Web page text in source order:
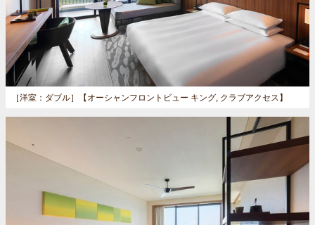
［洋室：ダブル］ 【オーシャンフロントビュー キング, クラブアクセス】